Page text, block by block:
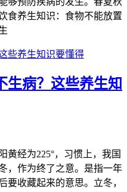
食养生知识：食物不能放置
生病？这些养生知
黄经为225°，习惯上，我国
，作为终了之意。是指一年
要收藏起来的意思。立冬，